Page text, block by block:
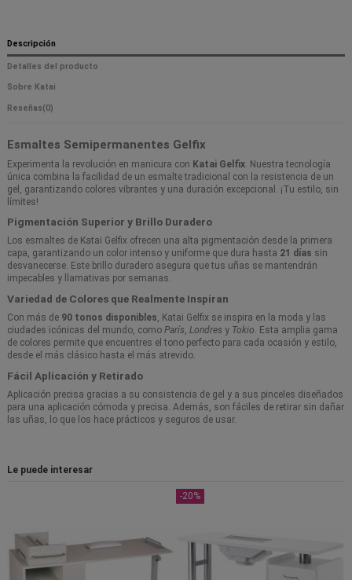
Descripción
Detalles del producto
Sobre Katai
Reseñas(0)
Esmaltes Semipermanentes Gelfix
Experimenta la revolución en manicura con Katai Gelfix. Nuestra tecnología
única combina la facilidad de un esmalte tradicional con la resistencia de un
gel, garantizando colores vibrantes y una duración excepcional. ¡Tu estilo, sin
límites!
Pigmentación Superior y Brillo Duradero
Los esmaltes de Katai Gelfix ofrecen una alta pigmentación desde la primera
capa, garantizando un color intenso y uniforme que dura hasta 21 días sin
desvanecerse. Este brillo duradero asegura que tus uñas se mantendrán
impecables y llamativas por semanas.
Variedad de Colores que Realmente Inspiran
Con más de 90 tonos disponibles, Katai Gelfix se inspira en la moda y las
ciudades icónicas del mundo, como París, Londres y Tokio. Esta amplia gama
de colores permite que encuentres el tono perfecto para cada ocasión y estilo,
desde el más clásico hasta el más atrevido.
Fácil Aplicación y Retirado
Aplicación precisa gracias a su consistencia de gel y a sus pinceles diseñados
para una aplicación cómoda y precisa. Además, son fáciles de retirar sin dañar
las uñas, lo que los hace prácticos y seguros de usar.
Le puede interesar
-20%